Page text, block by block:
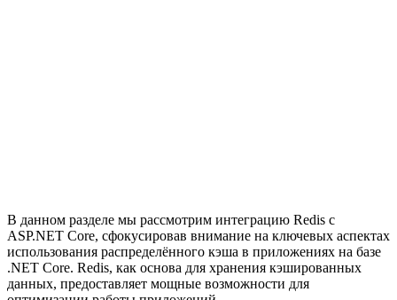
В данном разделе мы рассмотрим интеграцию Redis с
ASP.NET Core, сфокусировав внимание на ключевых аспектах
использования распределённого кэша в приложениях на базе
.NET Core. Redis, как основа для хранения кэшированных
данных, предоставляет мощные возможности для